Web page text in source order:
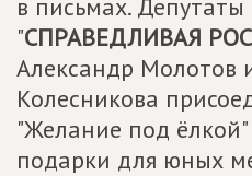
в письмах.
"СПРАВЕДЛИВАЯ
Александр Молотов
Колесникова
"Желание под
подарки для юных